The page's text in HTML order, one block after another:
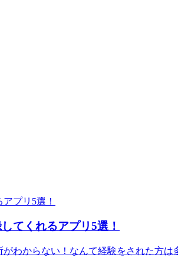
てくれるアプリ5選！
わからない！なんて経験をされた方